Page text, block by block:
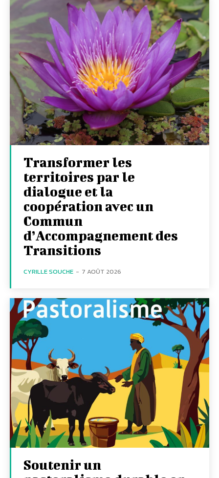
Transformer les
territoires par le
dialogue et la
coopération avec un
Commun
d’Accompagnement des
Transitions
CYRILLE SOUCHE - 7 AOÛT 2026
Soutenir un